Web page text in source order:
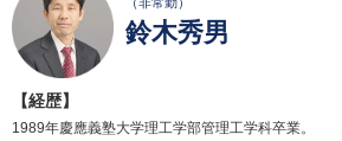
鈴木秀男
【経歴】
1989年慶應義塾大学理工学部管理工学科卒業。